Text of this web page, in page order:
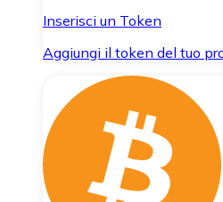
Inserisci un Token
Aggiungi il token del tuo